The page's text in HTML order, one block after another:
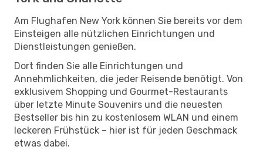
Am Flughafen New York können Sie bereits vor dem
Einsteigen alle nützlichen Einrichtungen und
Dienstleistungen genießen.
Dort finden Sie alle Einrichtungen und
Annehmlichkeiten, die jeder Reisende benötigt. Von
exklusivem Shopping und Gourmet-Restaurants
über letzte Minute Souvenirs und die neuesten
Bestseller bis hin zu kostenlosem WLAN und einem
leckeren Frühstück – hier ist für jeden Geschmack
etwas dabei.